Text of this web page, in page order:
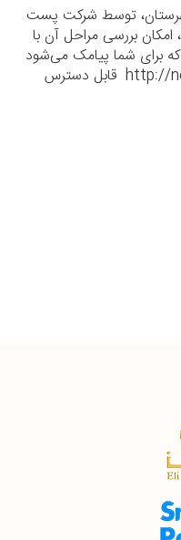
توسط شرکت پست
بررسی مراحل آن با
برای شما پیامک می‌شود
در سایت http://newtracking.post.ir قابل دسترس